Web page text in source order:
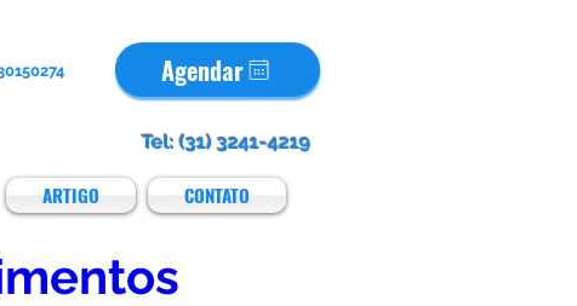
Agendar
ARTIGO CONTATO
Tel: (31) 3241-4219